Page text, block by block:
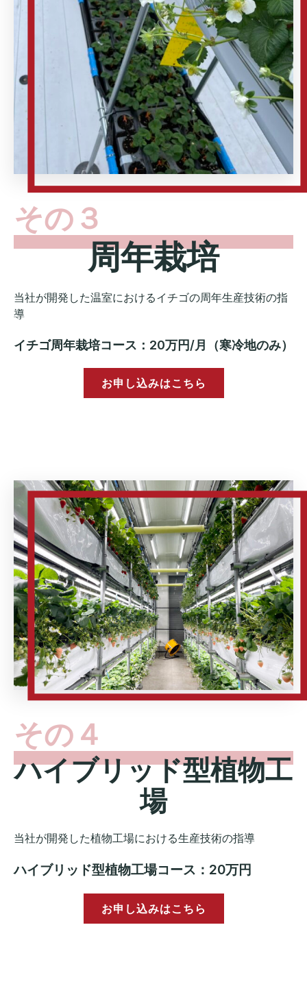
その３
周年栽培
当社が開発した温室におけるイチゴの周年生産技術の指
導
イチゴ周年栽培コース：20万円/月（寒冷地のみ）
お申し込みはこちら
その４
ハイブリッド型植物工
場
当社が開発した植物工場における生産技術の指導
ハイブリッド型植物工場コース：20万円
お申し込みはこちら